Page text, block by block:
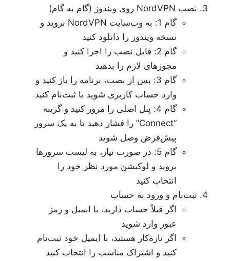
نصب NordVPN روی ویندوز (گام به گام)
گام 1: به وب‌سایت NordVPN بروید و
نسخه ویندوز را دانلود کنید
گام 2: فایل نصب را اجرا کنید و
مجوزهای لازم را بدهید
گام 3: پس از نصب، برنامه را باز کنید و
وارد حساب کاربری شوید یا ثبت‌نام کنید
گام 4: پنل اصلی را مرور کنید و گزینه
“Connect” را فشار دهید تا به یک سرور
پیش‌فرض وصل شوید
گام 5: در صورت نیاز، به لیست سرورها
بروید و لوکیشن مورد نظر خود را
انتخاب کنید
ثبت‌نام و ورود به حساب
اگر قبلاً حساب دارید، با ایمیل و رمز
عبور وارد شوید
اگر تازه‌کار هستید، با ایمیل خود ثبت‌نام
کنید و اشتراک مناسب را انتخاب کنید